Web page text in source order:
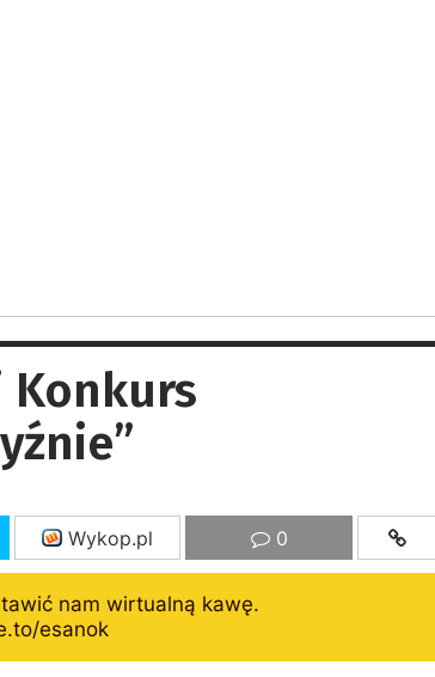
Konkurs
Wykop.pl 0
nam wirtualną kawę.
esanok